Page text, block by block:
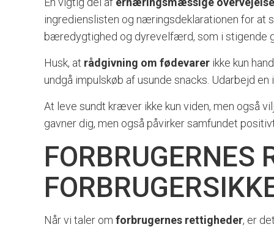
ingredienslisten og næringsdeklarationen for at
bæredygtighed og dyrevelfærd, som i stigende
Husk, at rådgivning om fødevarer ikke kun
undgå impulskøb af usunde snacks. Udarbejd
At leve sundt kræver ikke kun viden, men også
gavner dig, men også påvirker samfundet
FORBRUGERNES
Når vi taler om forbrugernes rettigheder, er